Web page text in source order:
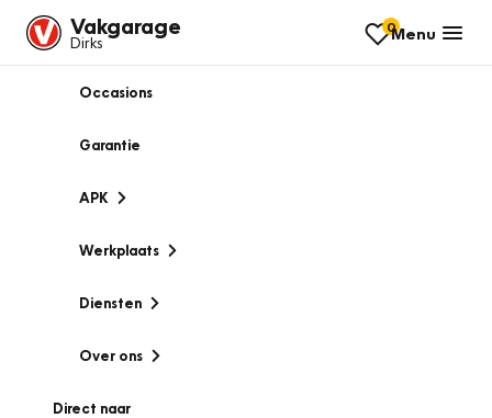
Vakgarage
Dirks
0Menu
Occasions
Garantie
APK
Werkplaats
Diensten
Over ons
Direct naar